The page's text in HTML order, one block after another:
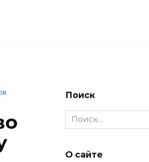
Поиск
Search
for:
О сайте